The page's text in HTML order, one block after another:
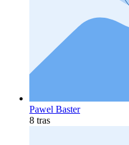
Pawel Baster
8 tras